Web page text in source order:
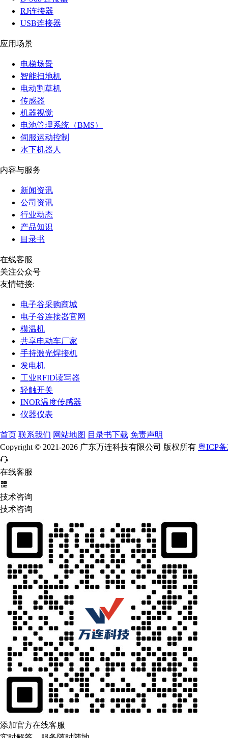
RJ连接器
USB连接器
应用场景
电梯场景
智能扫地机
电动割草机
传感器
机器视觉
电池管理系统（BMS）
伺服运动控制
水下机器人
内容与服务
新闻资讯
公司资讯
行业动态
产品知识
目录书
在线客服
关注公众号
友情链接:
电子谷采购商城
电子谷连接器官网
模温机
共享电动车厂家
手持激光焊接机
发电机
工业RFID读写器
轻触开关
INOR温度传感器
仪器仪表
首页 联系我们 网站地图 目录书下载 免责声明
Copyright © 2021-2026 广东万连科技有限公司 版权所有 粤ICP备
在线客服
技术咨询
技术咨询
添加官方在线客服